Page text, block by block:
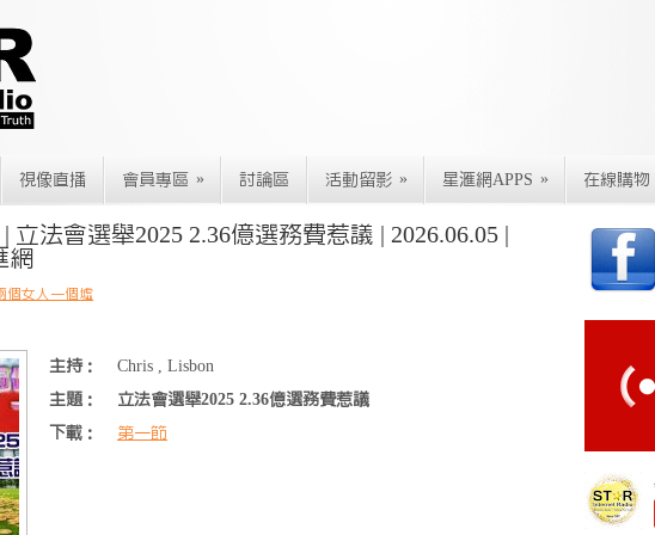
視像直播 會員專區 » 討論區 活動留影 » 星滙網APPS » 在線購物
立法會選舉2025 2.36億選務費惹議 | 2026.06.05 |
網
個女人一個墟
主持：
Chris , Lisbon
主題：
立法會選舉2025 2.36億選務費惹議
下載：
第一節